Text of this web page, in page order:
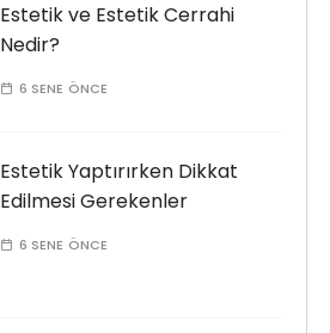
Estetik ve Estetik Cerrahi
Nedir?
6 SENE ÖNCE
Estetik Yaptırırken Dikkat
Edilmesi Gerekenler
6 SENE ÖNCE